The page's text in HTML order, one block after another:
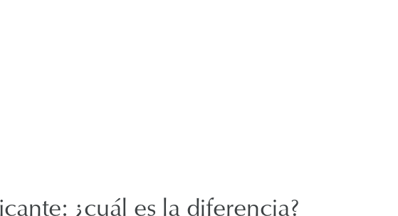
¿cuál es la diferencia?